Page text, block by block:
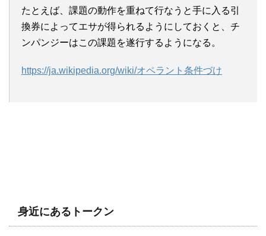
たとえば、課題の動作を重ねて行なうと手に入る引
換券によってエサが得られるようにしておくと、チ
ンパンジーはこの課題を遂行するようになる。
https://ja.wikipedia.org/wiki/オペラント条件づけ
身近にあるトークン